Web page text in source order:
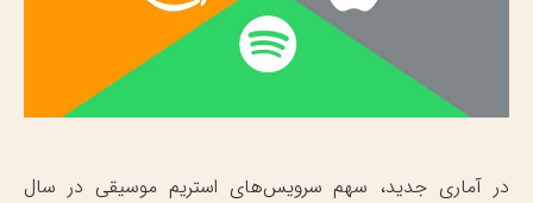
در آماری جدید، سهم سرویس‌های استریم موسیقی در سال